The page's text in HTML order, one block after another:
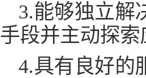
3.能够独立解
手段并主动探索
4.具有良好的